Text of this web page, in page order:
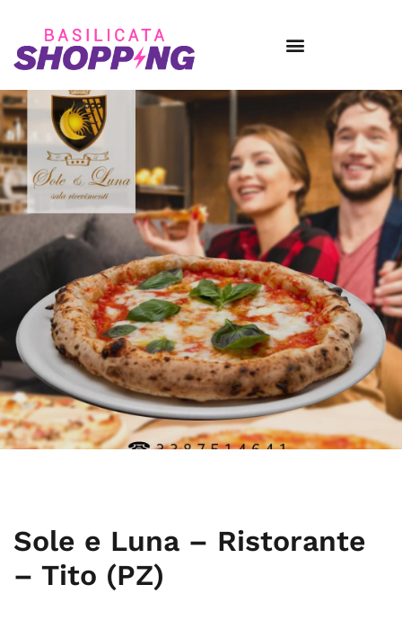
Sole e Luna – Ristorante
– Tito (PZ)